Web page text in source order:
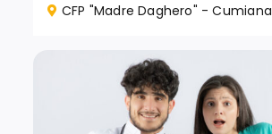
CFP "Madre Daghero" - Cumiana